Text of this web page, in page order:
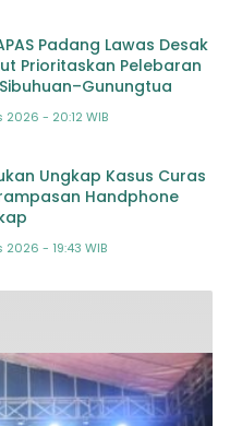
Padang Lawas Desak
Prioritaskan Pelebaran
2026 - 20:12 WIB
Ungkap Kasus Curas
Handphone
- 19:43 WIB